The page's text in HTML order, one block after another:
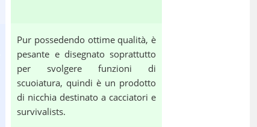
Pur possedendo ottime qualità, è
pesante e disegnato soprattutto
per svolgere funzioni di
scuoiatura, quindi è un prodotto
di nicchia destinato a cacciatori e
survivalists.